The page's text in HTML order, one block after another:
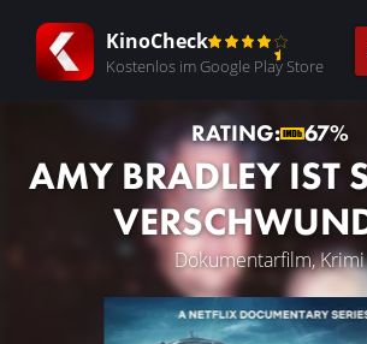
KinoCheck
Kostenlos im Google Play Store
RATING: 67%
AMY BRADLEY IST
Dokumentarfilm, Krimi